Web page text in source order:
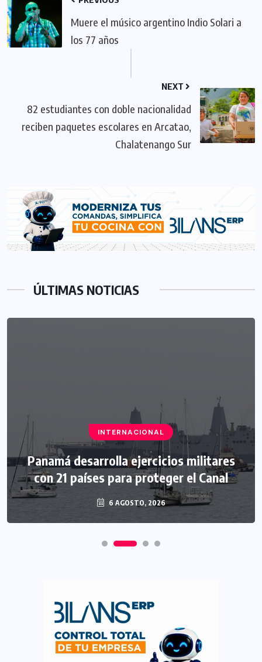
Muere el músico argentino Indio Solari a
los 77 años
NEXT
82 estudiantes con doble nacionalidad
reciben paquetes escolares en Arcatao,
Chalatenango Sur
ÚLTIMAS NOTICIAS
INTERNACIONAL
Panamá desarrolla ejercicios militares
con 21 países para proteger el Canal
6 AGOSTO, 2026